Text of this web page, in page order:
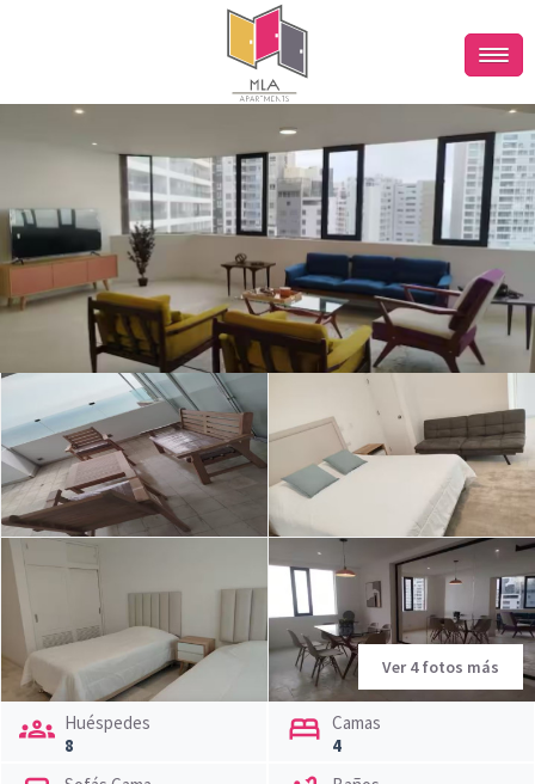
Ver 4 fotos más
groups Huéspedes
8
bed Camas
4